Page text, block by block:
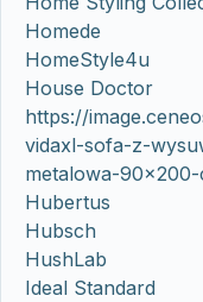
Homede
HomeStyle4u
House Doctor
https://
vidaxl-sofa-z-
metalowa-
Hubertus
Hubsch
HushLab
Ideal Standard